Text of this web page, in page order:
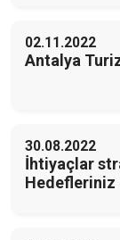
02.11.2022
Antalya
30.08.2022
İhtiyaçlar
Hedefleriniz